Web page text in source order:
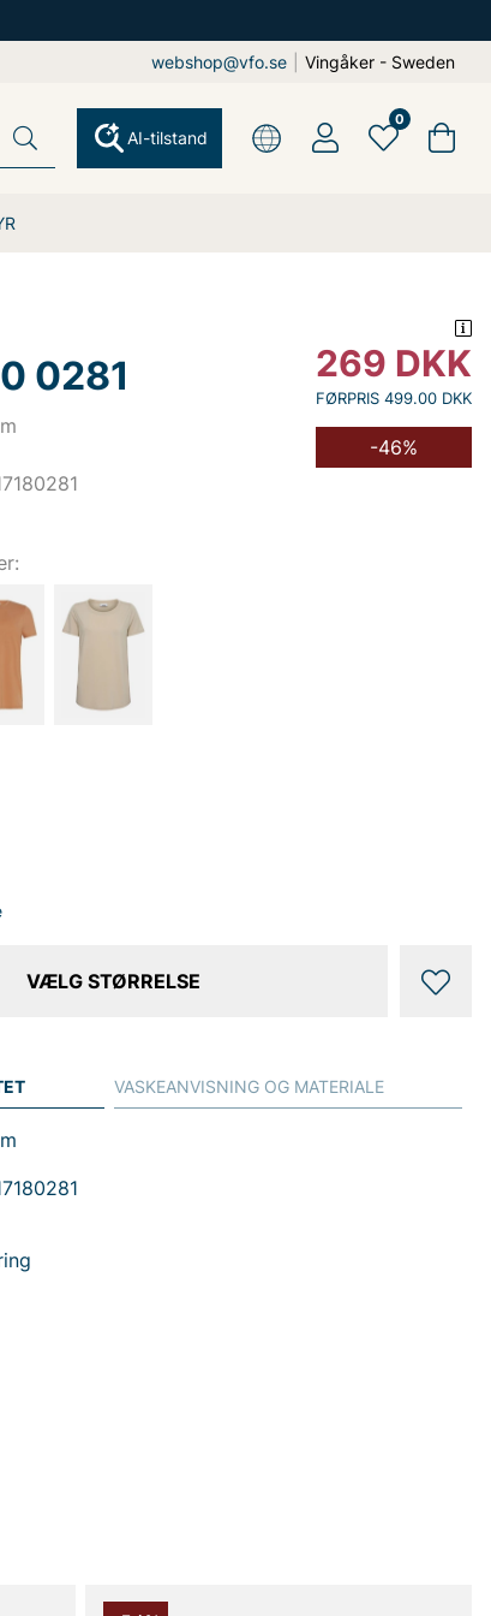
webshop@vfo.se Vingåker - Sweden
AI-tilstand
0
0281 269 DKK
FØRPRIS 499.00 DKK
-46%
VÆLG STØRRELSE
i vores webshop. Besøg også vores butik i
på
VASKEANVISNING OG MATERIALE